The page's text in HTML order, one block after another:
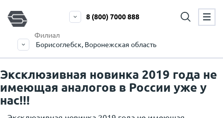
Филиал
Борисоглебск, Воронежская область
8 (800) 7000 888
Эксклюзивная новинка 2019 года не
имеющая аналогов в России уже у
нас!!!